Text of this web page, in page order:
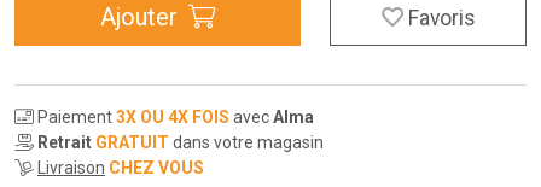
Ajouter Favoris
Paiement3X OU 4X FOIS avecAlma
Retrait GRATUIT dans votre magasin
Livraison CHEZ VOUS